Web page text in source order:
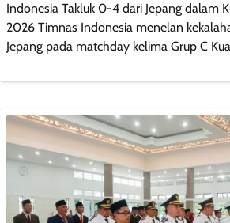
Indonesia Takluk 0-4 dari Jepang dalam
2026 Timnas Indonesia menelan
Jepang pada matchday kelima Grup C